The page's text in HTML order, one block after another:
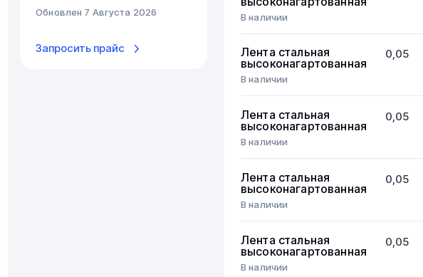
Обновлен 7 Августа 2026
Запросить прайс
В наличии
Лента стальная
высоконагартованная
В наличии
0,05
Лента стальная
высоконагартованная
В наличии
0,05
Лента стальная
высоконагартованная
В наличии
0,05
Лента стальная
высоконагартованная
В наличии
0,05